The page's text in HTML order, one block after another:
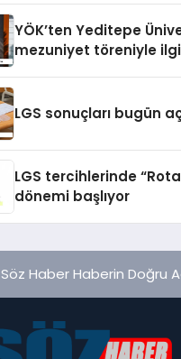
YÖK’ten Yeditepe
mezuniyet töreniyle
LGS sonuçları bugün
LGS tercihlerinde
dönemi başlıyor
Söz Haber Haberin Doğru